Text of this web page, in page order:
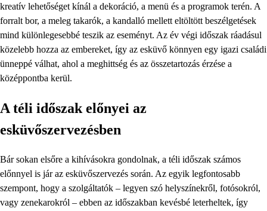
kreatív lehetőséget kínál a dekoráció, a menü és a programok terén. A
forralt bor, a meleg takarók, a kandalló mellett eltöltött beszélgetések
mind különlegesebbé teszik az eseményt. Az év végi időszak ráadásul
közelebb hozza az embereket, így az esküvő könnyen egy igazi családi
ünneppé válhat, ahol a meghittség és az összetartozás érzése a
középpontba kerül.
A téli időszak előnyei az
esküvőszervezésben
Bár sokan elsőre a kihívásokra gondolnak, a téli időszak számos
előnnyel is jár az esküvőszervezés során. Az egyik legfontosabb
szempont, hogy a szolgáltatók – legyen szó helyszínekről, fotósokról,
vagy zenekarokról – ebben az időszakban kevésbé leterheltek, így